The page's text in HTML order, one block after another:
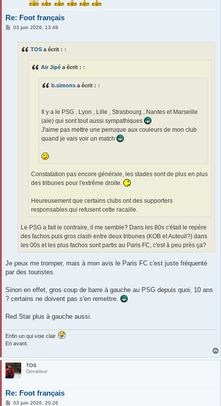
Re: Foot français
M03 juin 2026, 13:48
TOS a écrit : ↑
Air Jipé a écrit : ↑
b.simons a écrit : ↑
Il y a le PSG , Lyon , Lille , Strasbourg , Nantes et Marseille
(aïe) qui sont tout aussi sympathiques
J'aime pas mettre une perruque aux couleurs de mon club
quand je vais voir un match
Constatation pas encore générale, les stades sont de plus en plus
des tribunes pour l'extrême droite.
Heureusement que certains clubs ont des supporters
responsables qui refusent cette racaille.
Le PSG a fait le contraire, il me semble? Dans les 80s c'était le repère
des fachos puis gros clash entre deux tribunes (KOB et Auteuil?) dans
les 00s et les plus fachos sont partis au Paris FC, c'est à peu près ça?
Je peux me tromper, mais à mon avis le Paris FC c'est juste fréquenté
par des touristes.
Sinon en effet, gros coup de barre à gauche au PSG depuis quoi, 10 ans
? certains ne doivent pas s'en remettre.
Red Star plus à gauche aussi.
Enfin un qui voie clair
En avant.
TOS
Donateur
Re: Foot français
M03 juin 2026, 20:26